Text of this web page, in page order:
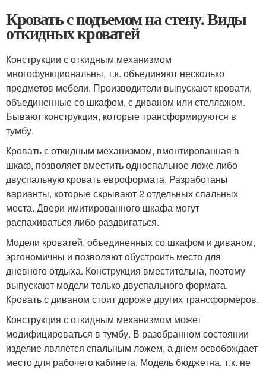
Кровать с подъемом на стену. Виды
откидных кроватей
Конструкции с откидным механизмом
многофункциональны, т.к. объединяют несколько
предметов мебели. Производители выпускают кровати,
объединенные со шкафом, с диваном или стеллажом.
Бывают конструкция, которые трансформируются в
тумбу.
Кровать с откидным механизмом, вмонтированная в
шкаф, позволяет вместить односпальное ложе либо
двуспальную кровать евроформата. Разработаны
варианты, которые скрывают 2 отдельных спальных
места. Двери имитированного шкафа могут
распахиваться либо раздвигаться.
Модели кроватей, объединенных со шкафом и диваном,
эргономичны и позволяют обустроить место для
дневного отдыха. Конструкция вместительна, поэтому
выпускают модели только двуспального формата.
Кровать с диваном стоит дороже других трансформеров.
Конструкция с откидным механизмом может
модифицироваться в тумбу. В разобранном состоянии
изделие является спальным ложем, а днем освобождает
место для рабочего кабинета. Модель бюджетна, т.к. не